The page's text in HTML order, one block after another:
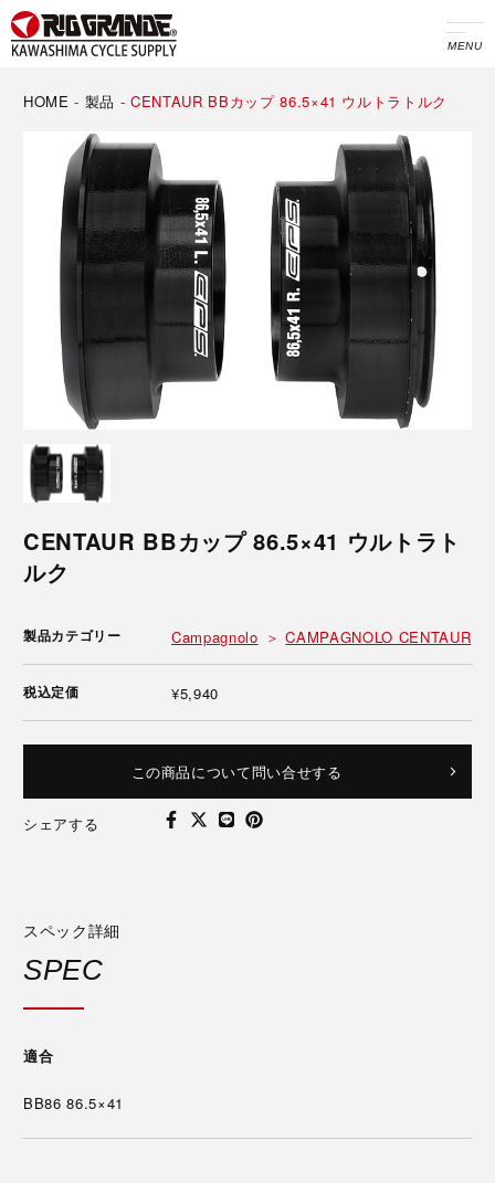
MENU
HOME - 製品 -CENTAUR BBカップ 86.5×41 ウルトラトルク
CENTAUR BBカップ 86.5×41 ウルトラト
ルク
製品カテゴリー Campagnolo CAMPAGNOLO CENTAUR
税込定価 ¥5,940
この商品について問い合せする
シェアする
スペック詳細
SPEC
適合
BB86 86.5×41